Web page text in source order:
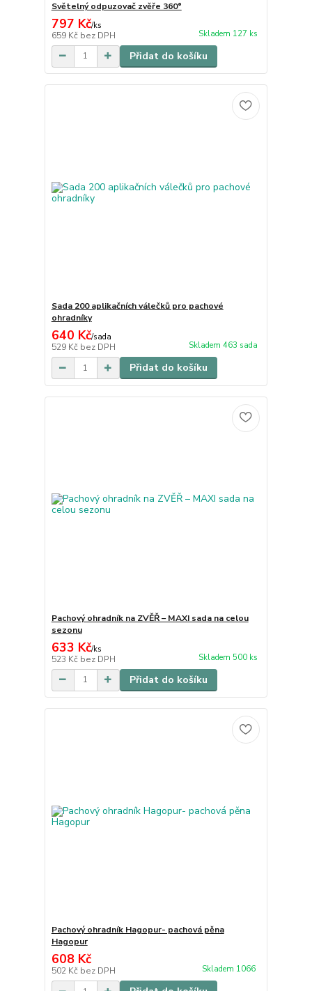
Světelný odpuzovač zvěře 360°
797 Kč/ks
659 Kč bez DPH Skladem 127 ks
Přidat do košíku
Sada 200 aplikačních válečků pro pachové
ohradníky
640 Kč/sada
529 Kč bez DPH Skladem 463 sada
Přidat do košíku
Pachový ohradník na ZVĚŘ – MAXI sada na celou
sezonu
633 Kč/ks
523 Kč bez DPH Skladem 500 ks
Přidat do košíku
Pachový ohradník Hagopur- pachová pěna
Hagopur
608 Kč
502 Kč bez DPH Skladem 1066